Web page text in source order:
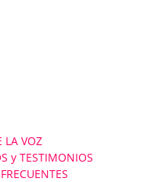
VOZ
y TESTIMONIOS